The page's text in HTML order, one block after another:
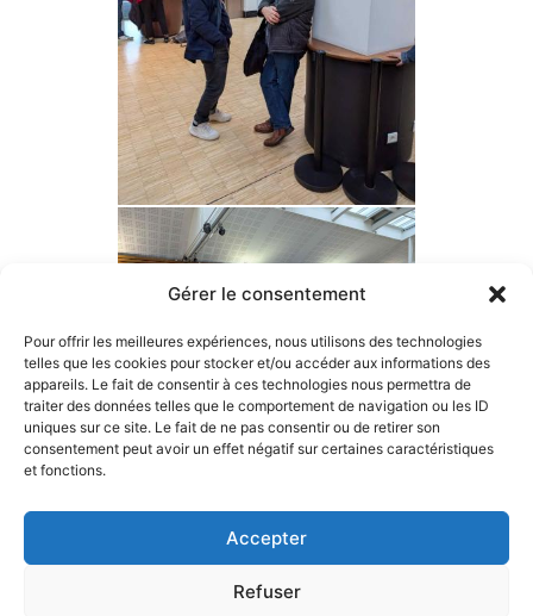
Gérer le consentement
Pour offrir les meilleures expériences, nous utilisons des technologies
telles que les cookies pour stocker et/ou accéder aux informations des
appareils. Le fait de consentir à ces technologies nous permettra de
traiter des données telles que le comportement de navigation ou les ID
uniques sur ce site. Le fait de ne pas consentir ou de retirer son
consentement peut avoir un effet négatif sur certaines caractéristiques
et fonctions.
Accepter
Refuser
Mentions légales